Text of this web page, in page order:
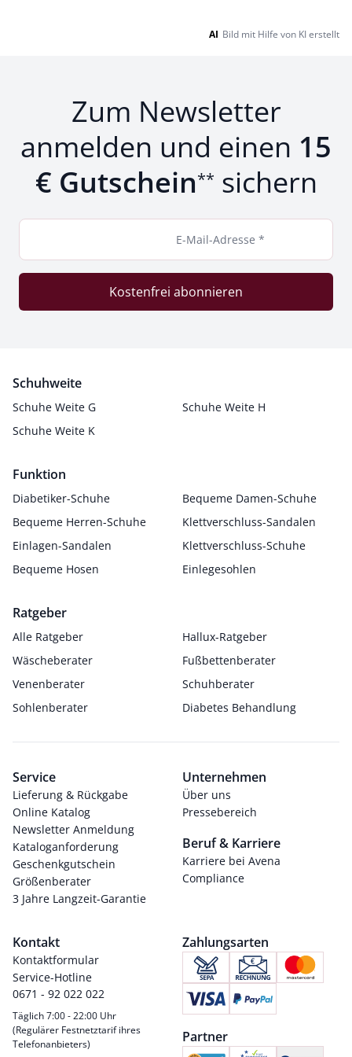
AI Bild mit Hilfe von KI erstellt
Zum Newsletter
anmelden und einen 15
€ Gutschein** sichern
E-Mail-Adresse *
Kostenfrei abonnieren
Schuhweite
Schuhe Weite G
Schuhe Weite H
Schuhe Weite K
Funktion
Diabetiker-Schuhe
Bequeme Damen-Schuhe
Bequeme Herren-Schuhe
Klettverschluss-Sandalen
Einlagen-Sandalen
Klettverschluss-Schuhe
Bequeme Hosen
Einlegesohlen
Ratgeber
Alle Ratgeber
Hallux-Ratgeber
Wäscheberater
Fußbettenberater
Venenberater
Schuhberater
Sohlenberater
Diabetes Behandlung
Service
Lieferung & Rückgabe
Online Katalog
Newsletter Anmeldung
Kataloganforderung
Geschenkgutschein
Größenberater
3 Jahre Langzeit-Garantie
Unternehmen
Über uns
Pressebereich
Beruf & Karriere
Karriere bei Avena
Compliance
Kontakt
Kontaktformular
Service-Hotline
0671 - 92 022 022
Täglich 7:00 - 22:00 Uhr
(Regulärer Festnetztarif ihres
Telefonanbieters)
Zahlungsarten
Partner